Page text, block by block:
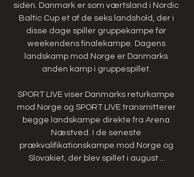
siden. Danmark er som værtsland i Nordic
Baltic Cup et af de seks landshold, der i
disse dage spiller gruppekampe før
weekendens finalekampe. Dagens
landskamp mod Norge er Danmarks
anden kamp i gruppespillet.
SPORT LIVE viser Danmarks returkampe
mod Norge og SPORT LIVE transmitterer
begge landskampe direkte fra Arena
Næstved. I de seneste
prækvalifikationskampe mod Norge og
Slovakiet, der blev spillet i august ...